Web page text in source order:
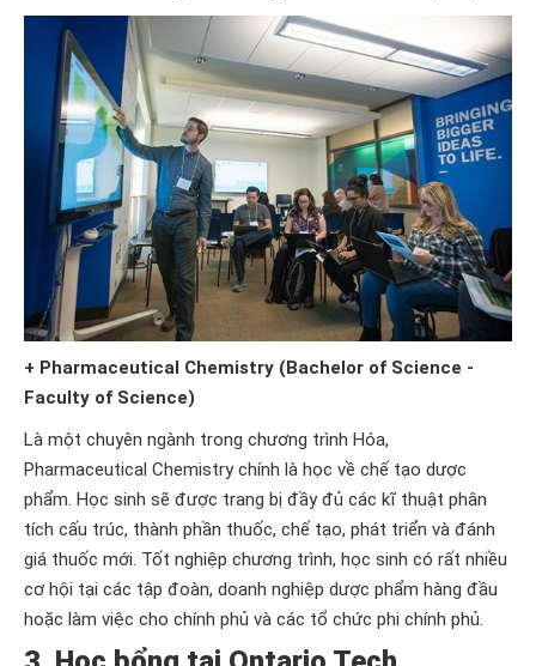
+ Pharmaceutical Chemistry (Bachelor of Science -
Faculty of Science)
Là một chuyên ngành trong chương trình Hóa,
Pharmaceutical Chemistry chính là học về chế tạo dược
phẩm. Học sinh sẽ được trang bị đầy đủ các kĩ thuật phân
tích cấu trúc, thành phần thuốc, chế tạo, phát triển và đánh
giá thuốc mới. Tốt nghiệp chương trình, học sinh có rất nhiều
cơ hội tại các tập đoàn, doanh nghiệp dược phẩm hàng đầu
hoặc làm việc cho chính phủ và các tổ chức phi chính phủ.